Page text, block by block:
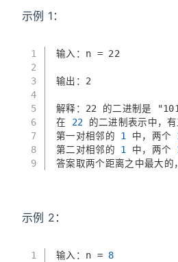
示例 1：
1
2
3
4
5
6
7
8
9
输入：n = 22
输出：2
解释：22 的二进制是
在 22 的二进制表示中，
第一对相邻的 1 中，两个
第二对相邻的 1 中，两个
答案取两个距离之中最大的
示例 2：
1
输入：n = 8